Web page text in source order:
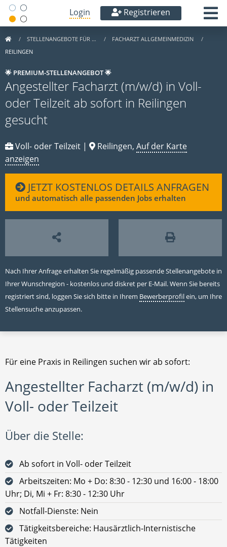
Login Registrieren
STELLENANGEBOTE FÜR …
FACHARZT ALLGEMEINMEDIZIN
REILINGEN
🌟 PREMIUM-STELLENANGEBOT 🌟
Angestellter Facharzt (m/w/d) in Voll-
oder Teilzeit ab sofort in Reilingen
gesucht
Voll- oder Teilzeit | Reilingen, Auf der Karte
anzeigen
JETZT KOSTENLOS DETAILS ANFRAGEN
und automatisch alle passenden Jobs erhalten
Nach Ihrer Anfrage erhalten Sie regelmäßig passende Stellenangebote in
Ihrer Wunschregion - kostenlos und diskret per E-Mail. Wenn Sie bereits
registriert sind, loggen Sie sich bitte in Ihrem Bewerberprofilein, um Ihre
Stellensuche anzupassen.
Für eine Praxis in Reilingen suchen wir ab sofort:
Angestellter Facharzt (m/w/d) in
Voll- oder Teilzeit
Über die Stelle:
Ab sofort in Voll- oder Teilzeit
Arbeitszeiten: Mo + Do: 8:30 - 12:30 und 16:00 - 18:00
Uhr; Di, Mi + Fr: 8:30 - 12:30 Uhr
Notfall-Dienste: Nein
Tätigkeitsbereiche: Hausärztlich-Internistische
Tätigkeiten